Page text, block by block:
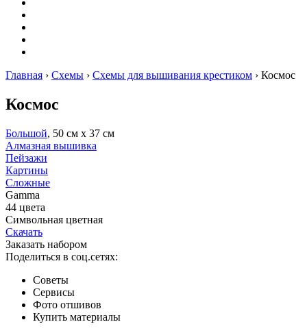
Главная › Схемы › Схемы для вышивания крестиком › Космос
Космос
Большой, 50 см х 37 см
Алмазная вышивка
Пейзажи
Картины
Сложные
Gamma
44 цвета
Символьная цветная
Скачать
Заказать набором
Поделиться в соц.сетях:
Советы
Сервисы
Фото отшивов
Купить материалы